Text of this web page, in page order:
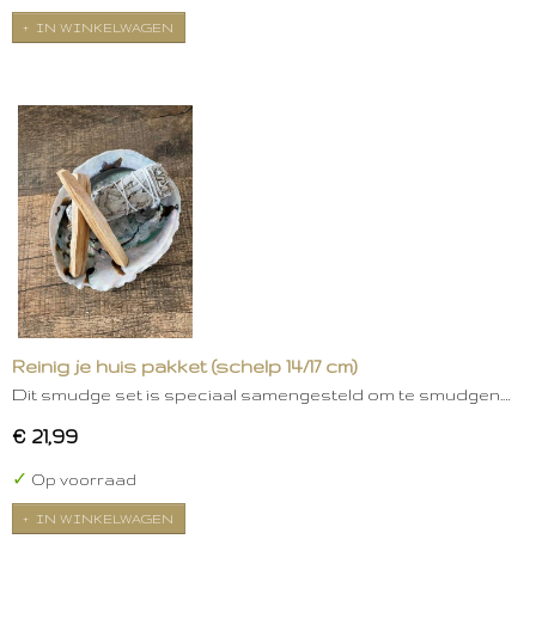
IN WINKELWAGEN
Reinig je huis pakket (schelp 14/17 cm)
Dit smudge set is speciaal samengesteld om te smudgen.…
€ 21,99
✓ Op voorraad
IN WINKELWAGEN